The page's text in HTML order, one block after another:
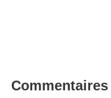
Commentaires